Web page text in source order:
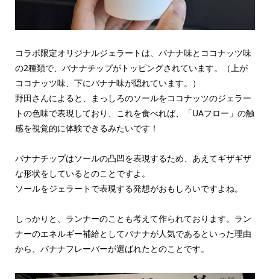
コラボ限定オリジナルジェラートは、バナナ味とココナッツ味
の2種類で、バナナチップがトッピングされています。（上が
ココナッツ味、下にバナナ味が隠れています。）
野田さんによると、まっしろのソールをココナッツのジェラー
トの色味で表現しており、これを食べれば、「UAフロー」の触
感を視覚的に体験できるみたいです！
バナナチップはソールの凸凹を表現するため、あえてギザギザ
な形状をしているとのことですよ。
ソールをジェラートで表現する発想がおもしろいですよね。
しっかりと、ランナーのことも考えて作られております。ラン
ナーのエネルギー補給としてバナナが人気であるといった理由
から、バナナフレーバーが選ばれたとのことです。